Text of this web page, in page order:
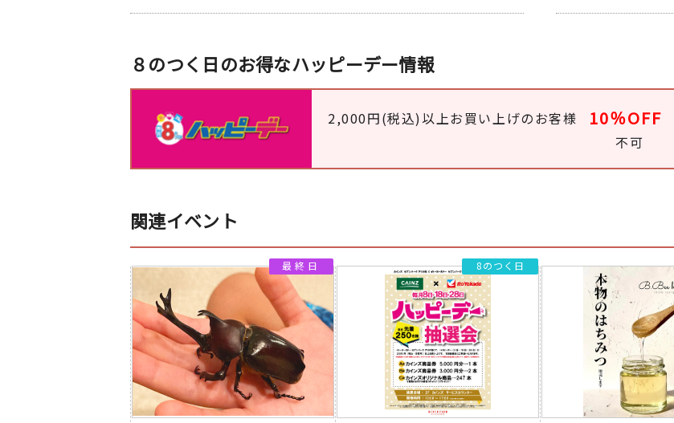
８のつく日のお得なハッピーデー情報
2,000円(税込)以上お買い上げのお客様 10％OFF
不可
関連イベント
8のつく日